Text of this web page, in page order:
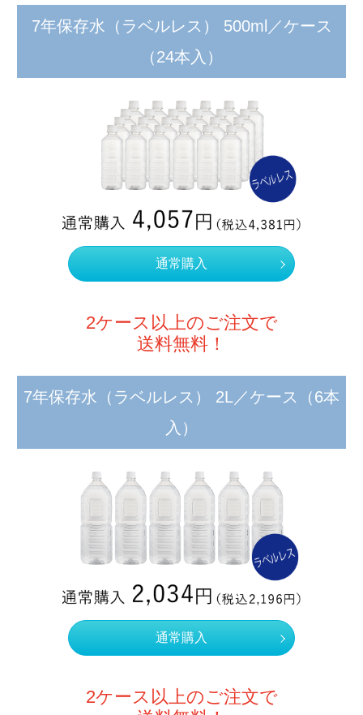
7年保存水（ラベルレス） 500ml／ケース
（24本入）
通常購入
2ケース以上のご注文で
送料無料！
7年保存水（ラベルレス） 2L／ケース
（6本
入）
通常購入
2ケース以上のご注文で